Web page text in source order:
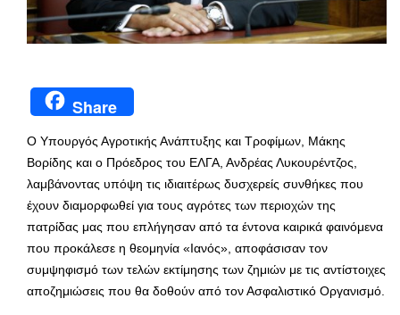
Share
Ο Υπουργός Αγροτικής Ανάπτυξης και Τροφίμων, Μάκης
Βορίδης και ο Πρόεδρος του ΕΛΓΑ, Ανδρέας Λυκουρέντζος,
λαμβάνοντας υπόψη τις ιδιαιτέρως δυσχερείς συνθήκες που
έχουν διαμορφωθεί για τους αγρότες των περιοχών της
πατρίδας μας που επλήγησαν από τα έντονα καιρικά φαινόμενα
που προκάλεσε η θεομηνία «Ιανός», αποφάσισαν τον
συμψηφισμό των τελών εκτίμησης των ζημιών με τις αντίστοιχες
αποζημιώσεις που θα δοθούν από τον Ασφαλιστικό Οργανισμό.